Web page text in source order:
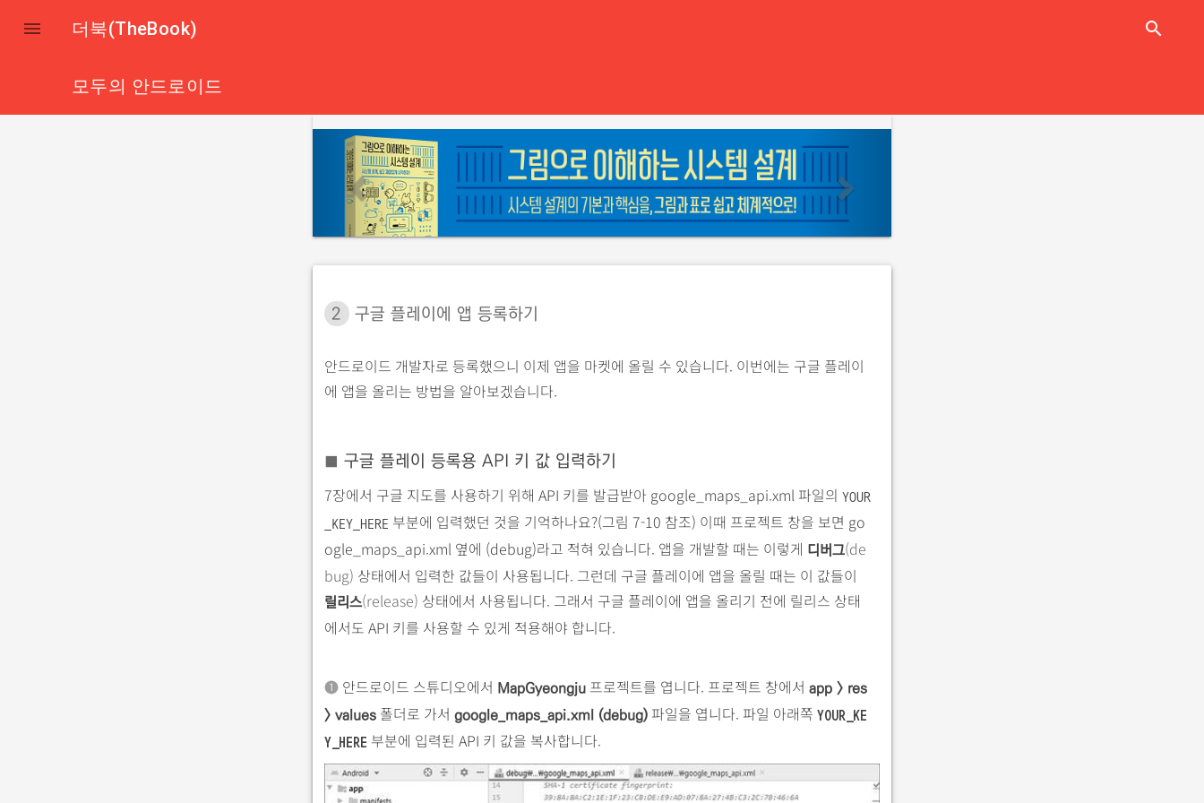
 더북(TheBook) search
모두의 안드로이드
p
r
e
v
i
o
s
n
x
t
2 구글 플레이에 앱 등록하기
안드로이드 개발자로 등록했으니 이제 앱을 마켓에 올릴 수 있습니다. 이번에는 구글 플레이
에 앱을 올리는 방법을 알아보겠습니다.
◼ 구글 플레이 등록용 API 키 값 입력하기
7장에서 구글 지도를 사용하기 위해 API 키를 발급받아 google_maps_api.xml 파일의 YOUR
_KEY_HERE 부분에 입력했던 것을 기억하나요?(그림 7-10 참조) 이때 프로젝트 창을 보면 go
ogle_maps_api.xml 옆에 (debug)라고 적혀 있습니다. 앱을 개발할 때는 이렇게 디버그(de
bug) 상태에서 입력한 값들이 사용됩니다. 그런데 구글 플레이에 앱을 올릴 때는 이 값들이
릴리스(release) 상태에서 사용됩니다. 그래서 구글 플레이에 앱을 올리기 전에 릴리스 상태
에서도 API 키를 사용할 수 있게 적용해야 합니다.
➊안드로이드 스튜디오에서 MapGyeongju프로젝트를 엽니다. 프로젝트 창에서 app > res
> values폴더로 가서 google_maps_api.xml (debug)파일을 엽니다. 파일 아래쪽 YOUR_KE
Y_HERE 부분에 입력된 API 키 값을 복사합니다.